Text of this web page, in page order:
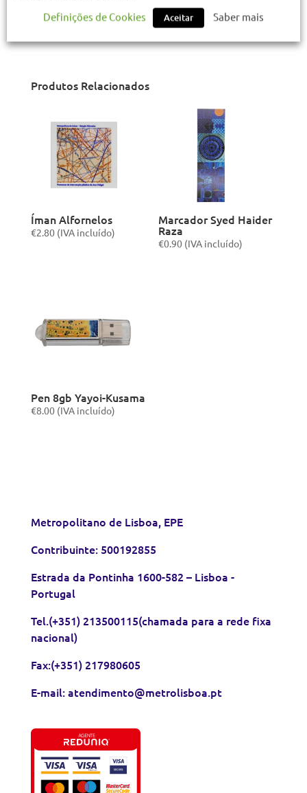
Caderno Raza
6.50(IVA incluído)
Produtos Relacionados
Íman Alfornelos
€2.80 (IVA incluído)
Marcador Syed Haider
Raza
€0.90 (IVA incluído)
Pen 8gb Yayoi-Kusama
€8.00 (IVA incluído)
Metropolitano de Lisboa, EPE
Contribuinte: 500192855
Estrada da Pontinha 1600-582 – Lisboa -
Portugal
Tel.(+351) 213500115(chamada para a rede fixa
nacional)
Fax:(+351) 217980605
E-mail: atendimento@metrolisboa.pt
Definições de Cookies
Aceitar Saber mais